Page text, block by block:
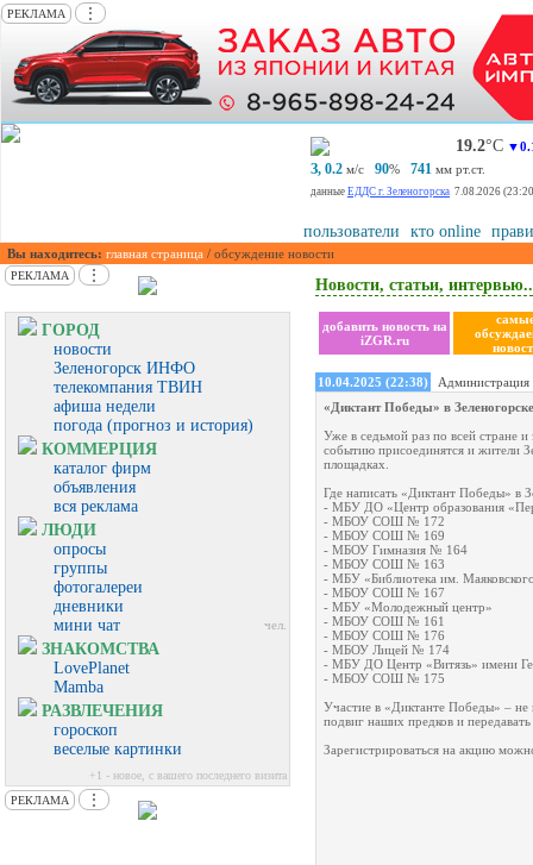
РЕКЛАМА ⋮
19.2°С
З, 0.2 м/с 90% 741 мм рт.ст.
данные ЕДДС г. Зеленогорска 7.08.2026
пользователи кто online
Вы находитесь: главная страница / обсуждение новости
РЕКЛАМА ⋮
ГОРОД
новости
Зеленогорск ИНФО
телекомпания ТВИН
афиша недели
погода (прогноз и история)
КОММЕРЦИЯ
каталог фирм
объявления
вся реклама
ЛЮДИ
опросы
группы
фотогалереи
дневники
мини чат
чел.
ЗНАКОМСТВА
LovePlanet
Mamba
РАЗВЛЕЧЕНИЯ
гороскоп
веселые картинки
+1 - новое, с вашего последнего визита
РЕКЛАМА
⋮
Новости, статьи,
добавить новость на
iZGR.ru
10.04.2025 (22:38)
Администрация
«Диктант Победы» в
Уже в седьмой раз по всей стране
событию присоединятся и жители
площадках.
Где написать «Диктант Победы» в
- МБУ ДО «Центр образования
- МБОУ СОШ № 172
- МБОУ СОШ № 169
- МБОУ Гимназия № 164
- МБОУ СОШ № 163
- МБУ «Библиотека им.
- МБОУ СОШ № 167
- МБУ «Молодежный центр»
- МБОУ СОШ № 161
- МБОУ СОШ № 176
- МБОУ Лицей № 174
- МБУ ДО Центр «Витязь» имени
- МБОУ СОШ № 175
Участие в «Диктанте Победы» – не
подвиг наших предков и
Зарегистрироваться на акцию